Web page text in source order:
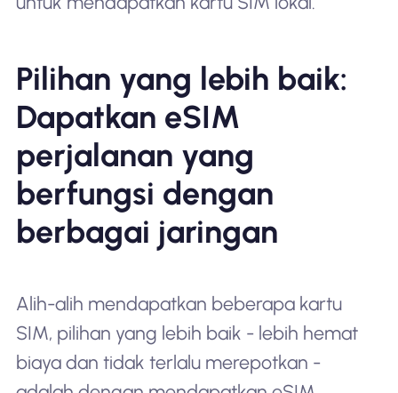
Pilihan yang lebih baik:
Dapatkan eSIM
perjalanan yang
berfungsi dengan
berbagai jaringan
Alih-alih mendapatkan beberapa kartu
SIM, pilihan yang lebih baik - lebih hemat
biaya dan tidak terlalu merepotkan -